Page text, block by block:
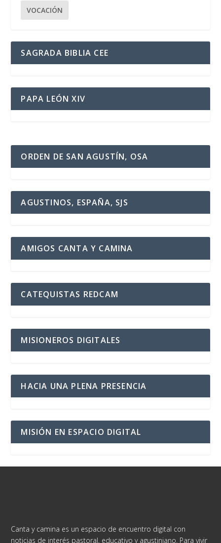
VOCACIÓN
SAGRADA BIBLIA CEE
PAPA LEÓN XIV
ORDEN DE SAN AGUSTÍN, OSA
AGUSTINOS, ESPAÑA, SJS
AMIGOS CANTA Y CAMINA
CATEQUISTAS REDCAM
MISIONEROS DIGITALES
HACIA UNA PLENA PRESENCIA
MISIÓN EN ESPACIO DIGITAL
Canta y camina es un espacio de encuentro digital con
noticias de interés pastoral, educativo y agustiniano. Para vivir